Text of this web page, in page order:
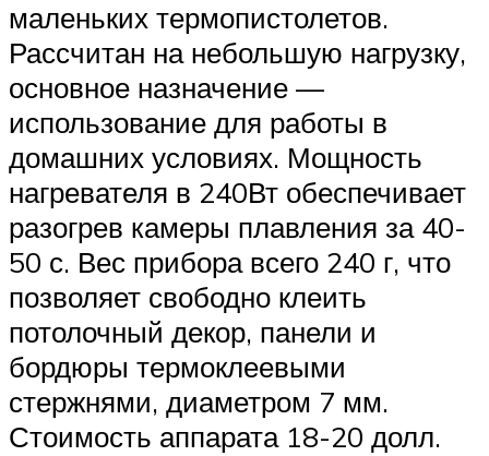
маленьких термопистолетов.
Рассчитан на небольшую нагрузку,
основное назначение —
использование для работы в
домашних условиях. Мощность
нагревателя в 240Вт обеспечивает
разогрев камеры плавления за 40-
50 с. Вес прибора всего 240 г, что
позволяет свободно клеить
потолочный декор, панели и
бордюры термоклеевыми
стержнями, диаметром 7 мм.
Стоимость аппарата 18-20 долл.